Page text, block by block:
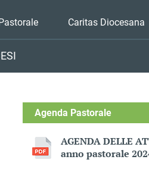
Caritas Diocesana
Agenda Pastorale
AGENDA DELLE
anno pastorale